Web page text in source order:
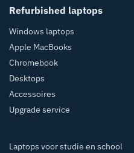
Refurbished laptops
Windows laptops
Apple MacBooks
Chromebook
Desktops
Accessoires
Upgrade service
Laptops voor studie en school